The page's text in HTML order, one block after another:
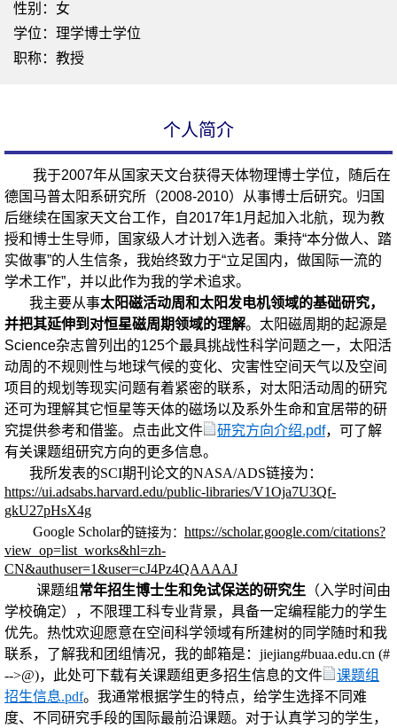
性别：女
学位：理学博士学位
职称：教授
个人简介
我于2007年从国家天文台获得天体物理博士学位，随后在
德国马普太阳系研究所（2008-2010）从事博士后研究。归国
后继续在国家天文台工作，自2017年1月起加入北航，现为教
授和博士生导师，国家级人才计划入选者。秉持“本分做人、踏
实做事”的人生信条，我始终致力于“立足国内，做国际一流的
学术工作”，并以此作为我的学术追求。
我主要从事太阳磁活动周和太阳发电机领域的基础研究，
并把其延伸到对恒星磁周期领域的理解。太阳磁周期的起源是
Science杂志曾列出的125个最具挑战性科学问题之一，太阳活
动周的不规则性与地球气候的变化、灾害性空间天气以及空间
项目的规划等现实问题有着紧密的联系，对太阳活动周的研究
还可为理解其它恒星等天体的磁场以及系外生命和宜居带的研
究提供参考和借鉴。点击此文件
研究方向介绍.pdf，可了解
有关课题组研究方向的更多信息。
我所发表的SCI期刊论文的NASA/ADS链接为：
https://ui.adsabs.harvard.edu/public-libraries/V1Oja7U3Qf-
gkU27pHsX4g
Google Scholar的链接为： https://scholar.google.com/citations?
view_op=list_works&hl=zh-
CN&authuser=1&user=cJ4Pz4QAAAAJ
课题组 常年招生博士生和免试保送的研究生 （入学时间由
学校确定），不限理工科专业背景，具备一定编程能力的学生
优先。热忱欢迎愿意在空间科学领域有所建树的同学随时和我
联系，了解我和团组情况，我的邮箱是：jiejiang#buaa.edu.cn (#
-->@)，此处可下载有关课题组更多招生信息的文件
课题组
招生信息.pdf。我通常根据学生的特点，给学生选择不同难
度、不同研究手段的国际最前沿课题。对于认真学习的学生，